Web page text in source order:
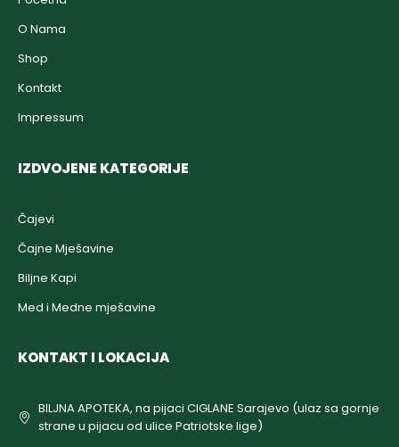
O Nama
Shop
Kontakt
Impressum
IZDVOJENE KATEGORIJE
Čajevi
Čajne Mješavine
Biljne Kapi
Med i Medne mješavine
KONTAKT I LOKACIJA
BILJNA APOTEKA, na pijaci CIGLANE Sarajevo (ulaz sa gornje
strane u pijacu od ulice Patriotske lige)